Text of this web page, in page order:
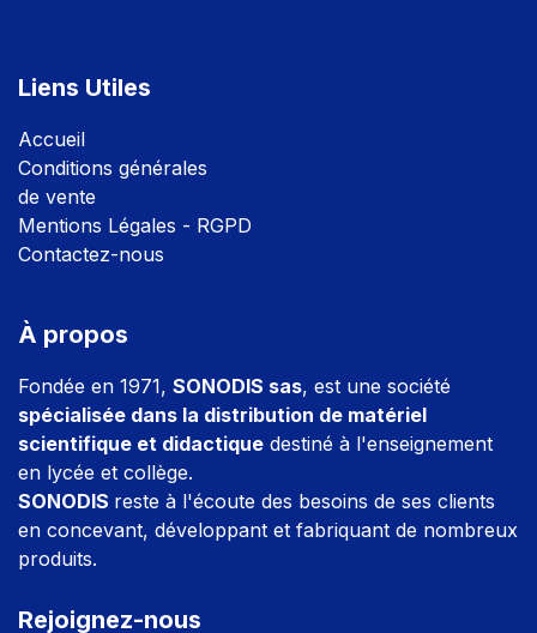
Liens Utiles
Accueil
Conditions générales
de vente
Mentions Légales - RGPD
Contactez-nous
À propos
Fondée en 1971, SONODIS sas, est une société
spécialisée dans la distribution de matériel
scientifique et didactique destiné à l'enseignement
en lycée et collège.
SONODIS reste à l'écoute des besoins de ses clients
en concevant, développant et fabriquant de nombreux
produits.
Rejoignez-nous